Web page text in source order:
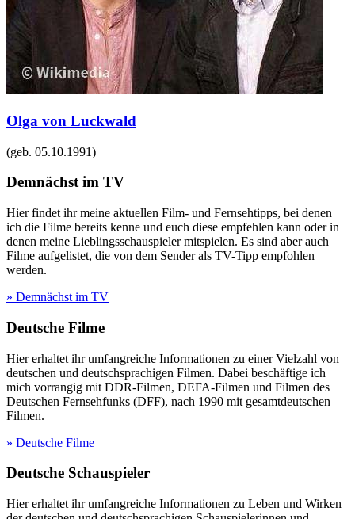
Olga von Luckwald
(geb. 05.10.1991)
Demnächst im TV
Hier findet ihr meine aktuellen Film- und Fernsehtipps, bei denen
ich die Filme bereits kenne und euch diese empfehlen kann oder in
denen meine Lieblingsschauspieler mitspielen. Es sind aber auch
Filme aufgelistet, die von dem Sender als TV-Tipp empfohlen
werden.
» Demnächst im TV
Deutsche Filme
Hier erhaltet ihr umfangreiche Informationen zu einer Vielzahl von
deutschen und deutschsprachigen Filmen. Dabei beschäftige ich
mich vorrangig mit DDR-Filmen, DEFA-Filmen und Filmen des
Deutschen Fernsehfunks (DFF), nach 1990 mit gesamtdeutschen
Filmen.
» Deutsche Filme
Deutsche Schauspieler
Hier erhaltet ihr umfangreiche Informationen zu Leben und Wirken